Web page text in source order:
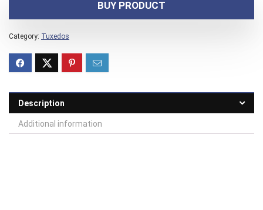
BUY PRODUCT
Category: Tuxedos
Description
Additional information